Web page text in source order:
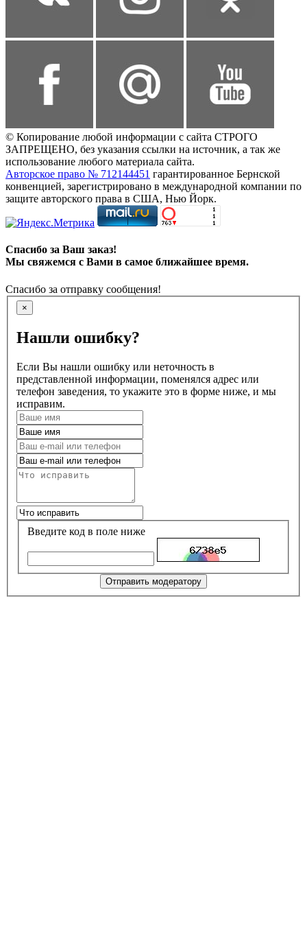
© Копирование любой информации с сайта СТРОГО
ЗАПРЕЩЕНО, без указания ссылки на источник, а так же
использование любого материала сайта.
Авторское право № 712144451 гарантированное Бернской
конвенцией, зарегистрировано в международной компании по
защите авторского права в США, Нью Йорк.
Спасибо за Ваш заказ!
Мы свяжемся с Вами в самое ближайшее время.
Спасибо за отправку сообщения!
×
Нашли ошибку?
Если Вы нашли ошибку или неточность в
представленной информации, поменялся адрес или
телефон заведения, то укажите это в форме ниже, и мы
исправим.
Введите код в поле ниже
Отправить модератору